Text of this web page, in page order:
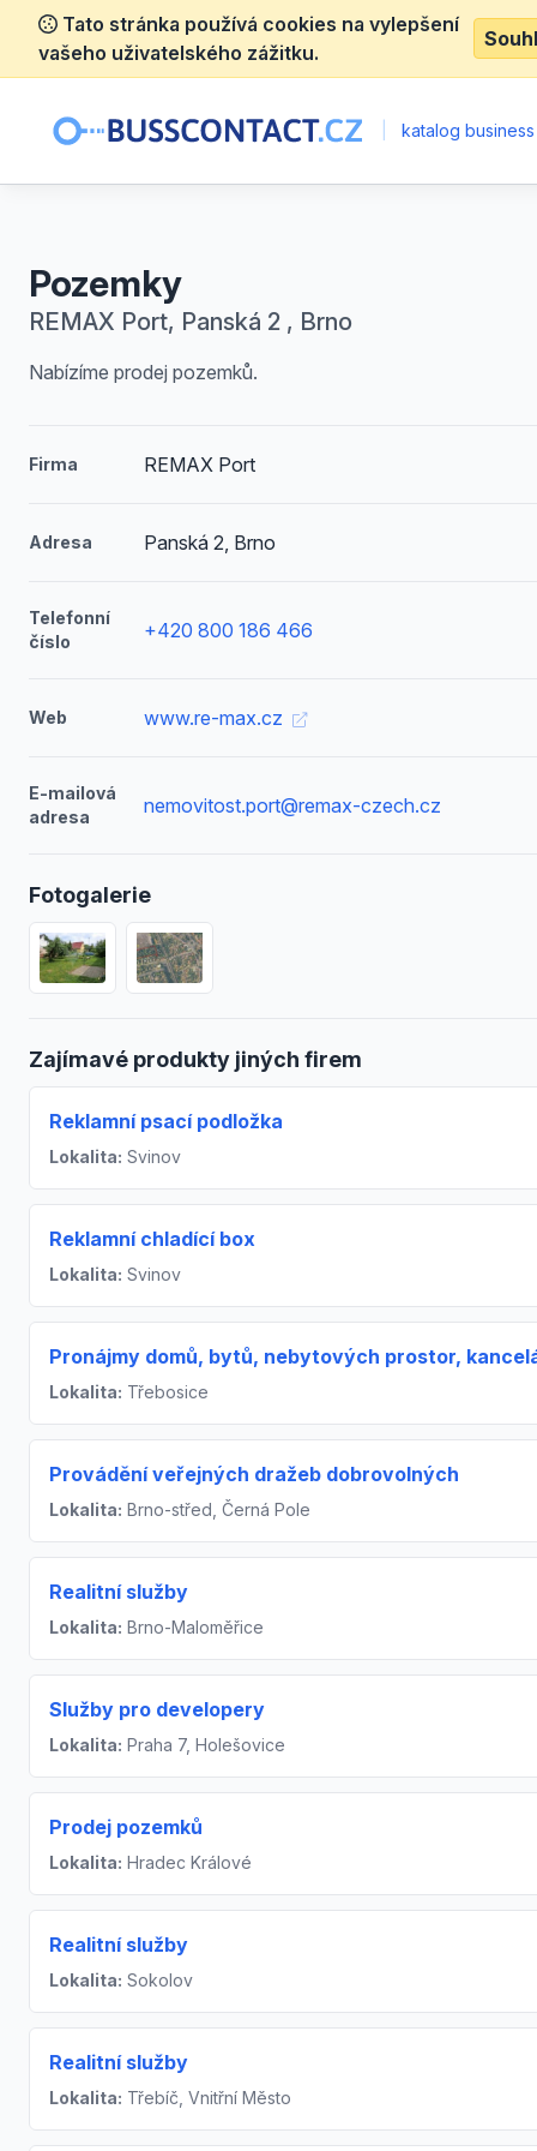
Tato stránka používá cookies na vylepšení
vašeho uživatelského zážitku.
katalog
Pozemky
REMAX Port, Panská 2 , Brno
Nabízíme prodej pozemků.
Firma REMAX Port
Adresa Panská 2, Brno
Telefonní
číslo
+420 800 186 466
Web www.re-max.cz
E-mailová
adresa
nemovitost.port@remax-czech.cz
Fotogalerie
Zajímavé produkty jiných firem
Reklamní psací podložka
Lokalita: Svinov
Reklamní chladící box
Lokalita: Svinov
Pronájmy domů, bytů, nebytových prostor,
Lokalita: Třebosice
Provádění veřejných dražeb dobrovolných
Lokalita: Brno-střed, Černá Pole
Realitní služby
Lokalita: Brno-Maloměřice
Služby pro developery
Lokalita: Praha 7, Holešovice
Prodej pozemků
Lokalita: Hradec Králové
Realitní služby
Lokalita: Sokolov
Realitní služby
Lokalita: Třebíč, Vnitřní Město